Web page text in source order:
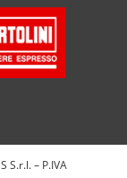
S.r.l. – P.IVA